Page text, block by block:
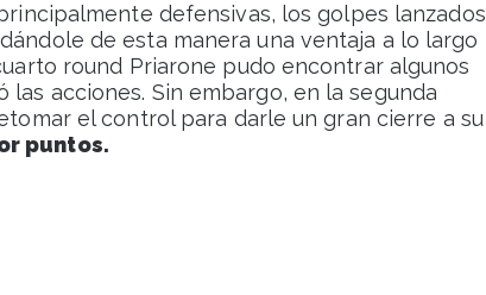
defensivas, los golpes lanzados
de esta manera una ventaja a lo largo
round Priarone pudo encontrar algunos
acciones. Sin embargo, en la segunda
el control para darle un gran cierre a su
puntos.